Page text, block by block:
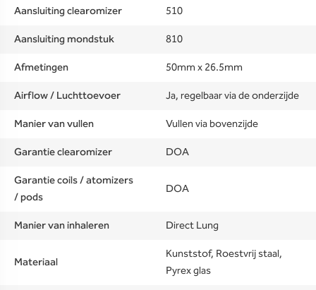
Aansluiting clearomizer
510
Aansluiting mondstuk
810
Afmetingen
50mm x 26.5mm
Airflow / Luchttoevoer
Ja, regelbaar via de onderzijde
Manier van vullen
Vullen via bovenzijde
Garantie clearomizer
DOA
Garantie coils / atomizers
/ pods
DOA
Manier van inhaleren Direct Lung
Materiaal
Kunststof, Roestvrij staal,
Pyrex glas